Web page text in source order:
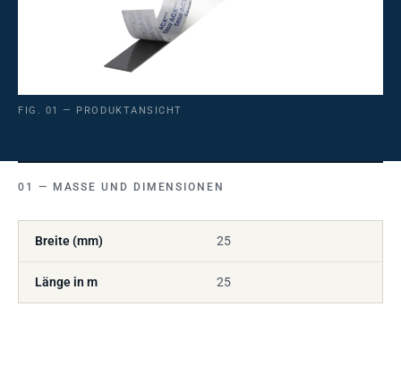
FIG. 01 — PRODUKTANSICHT
MASSE UND DIMENSIONEN
Breite (mm) 25
Länge in m 25